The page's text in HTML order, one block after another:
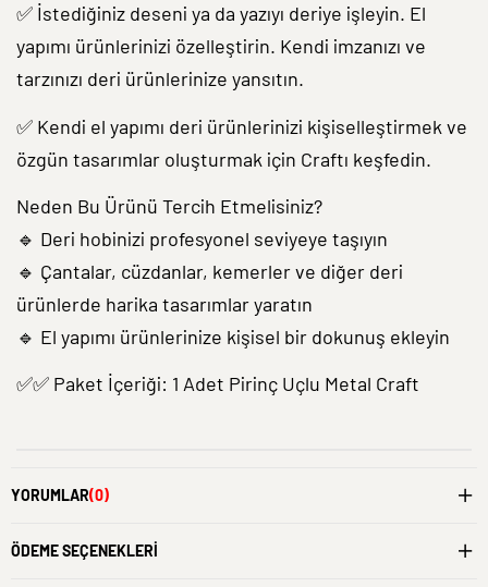
✅ İstediğiniz deseni ya da yazıyı deriye işleyin. El
yapımı ürünlerinizi özelleştirin. Kendi imzanızı ve
tarzınızı deri ürünlerinize yansıtın.
✅ Kendi el yapımı deri ürünlerinizi kişiselleştirmek ve
özgün tasarımlar oluşturmak için Craftı keşfedin.
Neden Bu Ürünü Tercih Etmelisiniz?
🔹 Deri hobinizi profesyonel seviyeye taşıyın
🔹 Çantalar, cüzdanlar, kemerler ve diğer deri
ürünlerde harika tasarımlar yaratın
🔹 El yapımı ürünlerinize kişisel bir dokunuş ekleyin
✅✅ Paket İçeriği: 1 Adet Pirinç Uçlu Metal Craft
YORUMLAR(0)
ÖDEME SEÇENEKLERI